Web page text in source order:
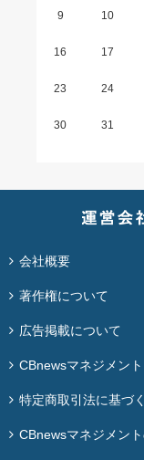
9 10
16 17
23 24
30 31
会社概要
著作権について
広告掲載について
CBnewsマネジメン
特定商取引法に基づ
CBnewsマネジメン